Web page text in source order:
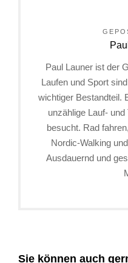
Paul Launer ist der
Laufen und Sport
wichtiger Bestandteil.
unzählige Lauf-
besucht. Rad
Nordic-Walking
Ausdauernd und
Sie können auch